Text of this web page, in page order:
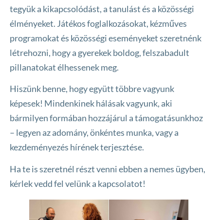
tegyük a kikapcsolódást, a tanulást és a közösségi
élményeket. Játékos foglalkozásokat, kézműves
programokat és közösségi eseményeket szeretnénk
létrehozni, hogy a gyerekek boldog, felszabadult
pillanatokat élhessenek meg.
Hiszünk benne, hogy együtt többre vagyunk
képesek! Mindenkinek hálásak vagyunk, aki
bármilyen formában hozzájárul a támogatásunkhoz
– legyen az adomány, önkéntes munka, vagy a
kezdeményezés hírének terjesztése.
Ha te is szeretnél részt venni ebben a nemes ügyben,
kérlek vedd fel velünk a kapcsolatot!